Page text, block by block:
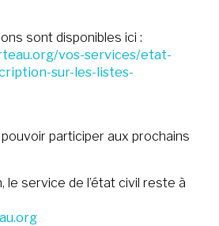
sont disponibles ici :
vos-services/etat-
sur-les-listes-
participer aux prochains
le service de l’état civil reste à